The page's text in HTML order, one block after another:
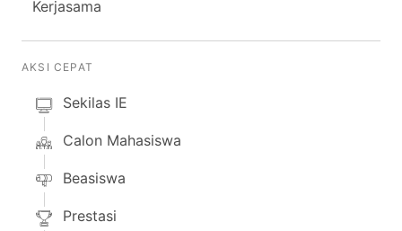
Kerjasama
AKSI CEPAT
Sekilas IE
Calon Mahasiswa
Beasiswa
Prestasi